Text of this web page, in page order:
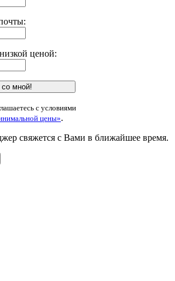
ценой:
мной!
с условиями
цены».
свяжется с Вами в ближайшее время.